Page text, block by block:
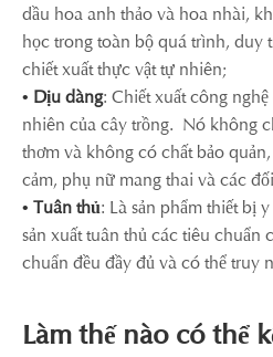
dầu hoa anh thảo và hoa nhài,
học trong toàn bộ quá trình, duy
chiết xuất thực vật tự nhiên;
• Dịu dàng: Chiết xuất công
nhiên của cây trồng. Nó không
thơm và không có chất bảo
cảm, phụ nữ mang thai và các
• Tuân thủ: Là sản phẩm thiết bị
sản xuất tuân thủ các tiêu chuẩn
chuẩn đều đầy đủ và có thể truy
Làm thế nào có thể